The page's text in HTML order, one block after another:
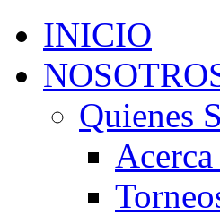
INICIO
Quienes